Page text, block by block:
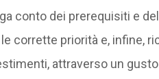
conto dei prerequisiti e
corrette priorità e, infine,
attraverso un